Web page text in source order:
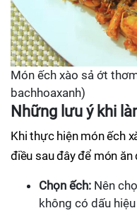
Món ếch xào sả ớt
bachhoaxanh)
Những lưu ý khi
Khi thực hiện món ếch
điều sau đây để món
Chọn ếch: Nên
không có dấu